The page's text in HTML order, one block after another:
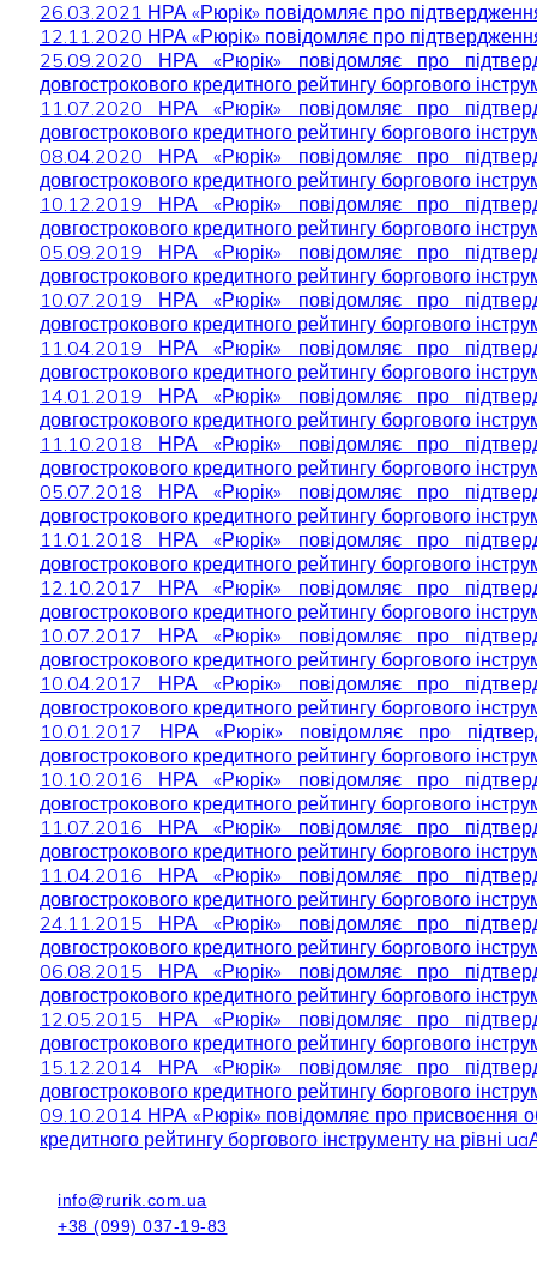
26.03.2021 НРА «Рюрік» повідомляє про
12.11.2020 НРА «Рюрік» повідомляє про
25.09.2020 НРА «Рюрік» повідомляє про
довгострокового кредитного рейтингу боргового
11.07.2020 НРА «Рюрік» повідомляє про
довгострокового кредитного рейтингу боргового
08.04.2020 НРА «Рюрік» повідомляє про
довгострокового кредитного рейтингу боргового
10.12.2019 НРА «Рюрік» повідомляє про
довгострокового кредитного рейтингу боргового
05.09.2019 НРА «Рюрік» повідомляє про
довгострокового кредитного рейтингу боргового
10.07.2019 НРА «Рюрік» повідомляє про
довгострокового кредитного рейтингу боргового
11.04.2019 НРА «Рюрік» повідомляє про
довгострокового кредитного рейтингу боргового
14.01.2019 НРА «Рюрік» повідомляє про
довгострокового кредитного рейтингу боргового
11.10.2018 НРА «Рюрік» повідомляє про
довгострокового кредитного рейтингу боргового
05.07.2018 НРА «Рюрік» повідомляє про
довгострокового кредитного рейтингу боргового
11.01.2018 НРА «Рюрік» повідомляє про
довгострокового кредитного рейтингу боргового
12.10.2017 НРА «Рюрік» повідомляє про
довгострокового кредитного рейтингу боргового
10.07.2017 НРА «Рюрік» повідомляє про
довгострокового кредитного рейтингу боргового
10.04.2017 НРА «Рюрік» повідомляє про
довгострокового кредитного рейтингу боргового
10.01.2017 НРА «Рюрік» повідомляє про
довгострокового кредитного рейтингу боргового
10.10.2016 НРА «Рюрік» повідомляє про
довгострокового кредитного рейтингу боргового
11.07.2016 НРА «Рюрік» повідомляє про
довгострокового кредитного рейтингу боргового
11.04.2016 НРА «Рюрік» повідомляє про
довгострокового кредитного рейтингу боргового
24.11.2015 НРА «Рюрік» повідомляє про
довгострокового кредитного рейтингу боргового
06.08.2015 НРА «Рюрік» повідомляє про
довгострокового кредитного рейтингу боргового
12.05.2015 НРА «Рюрік» повідомляє про
довгострокового кредитного рейтингу боргового
15.12.2014 НРА «Рюрік» повідомляє про
довгострокового кредитного рейтингу боргового
09.10.2014 НРА «Рюрік» повідомляє про присвоєння
кредитного рейтингу боргового інструменту на рівні
info@rurik.com.ua
+38 (099) 037-19-83